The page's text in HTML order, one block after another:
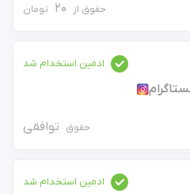
حقوق از 20 تومان
ادمین استخدام شد
حقوق توافقی
ادمین استخدام شد